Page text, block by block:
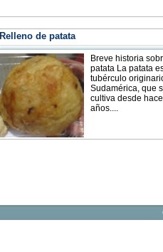
Relleno de patata
Breve historia
patata La patata
tubérculo
Sudamérica, que
cultiva desde
años....